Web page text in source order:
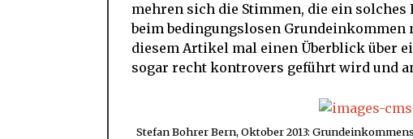
mehren sich die Stimmen, die ein
beim bedingungslosen Grundeinkommen
diesem Artikel mal einen Überblick über
sogar recht kontrovers geführt wird und
Stefan Bohrer Bern, Oktober 2013: